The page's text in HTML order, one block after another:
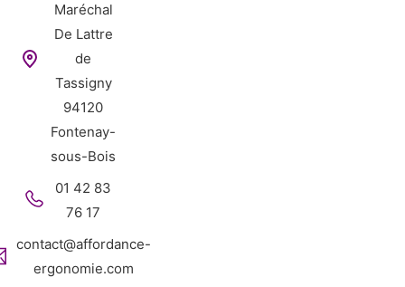
Maréchal
De Lattre
de
Tassigny
94120
Fontenay-
sous-Bois
01 42 83
76 17
contact@affordance-
ergonomie.com